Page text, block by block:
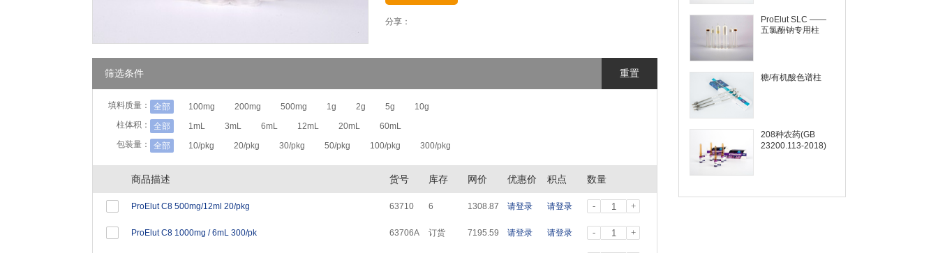
分享：
筛选条件 重置
填料质量： 全部 100mg 200mg 500mg 1g 2g 5g
10g
柱体积：
全部 1mL 3mL 6mL 12mL 20mL
60mL
包装量：
全部 10/pkg 20/pkg 30/pkg 50/pkg 100/pkg 300/pkg
商品描述 货号 库存 网价 优惠价 积点 数量
ProElut C8 500mg/12ml 20/pkg 63710 6 1308.87 请登录 请登录 - +
ProElut C8 1000mg / 6mL 300/pk 63706A 订货 7195.59 请登录 请登录 - +
ProElut SLC ——
五氯酚钠专用柱
糖/有机酸色谱柱
208种农药(GB
23200.113-2018)